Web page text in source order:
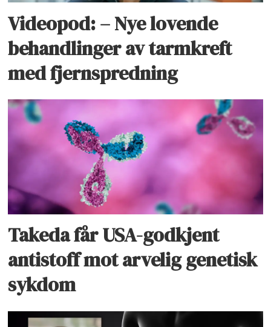
Videopod: – Nye lovende
behandlinger av tarmkreft
med fjernspredning
Takeda får USA-godkjent
antistoff mot arvelig genetisk
sykdom